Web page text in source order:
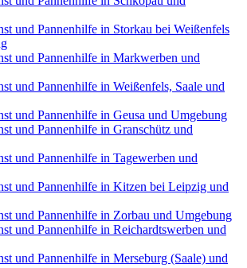
und Pannenhilfe in Storkau bei Weißenfels
und Pannenhilfe in Markwerben und
und Pannenhilfe in Weißenfels, Saale und
und Pannenhilfe in Geusa und Umgebung
und Pannenhilfe in Granschütz und
und Pannenhilfe in Tagewerben und
und Pannenhilfe in Kitzen bei Leipzig und
und Pannenhilfe in Zorbau und Umgebung
und Pannenhilfe in Reichardtswerben und
und Pannenhilfe in Merseburg (Saale) und